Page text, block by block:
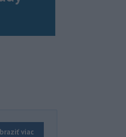
viac